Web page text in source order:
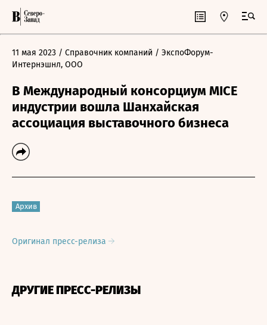
11 мая 2023 / Справочник компаний / ЭкспоФорум-
Интернэшнл, ООО
В Международный консорциум MICE
индустрии вошла Шанхайская
ассоциация выставочного бизнеса
Архив
Оригинал пресс-релиза
ДРУГИЕ ПРЕСС-РЕЛИЗЫ